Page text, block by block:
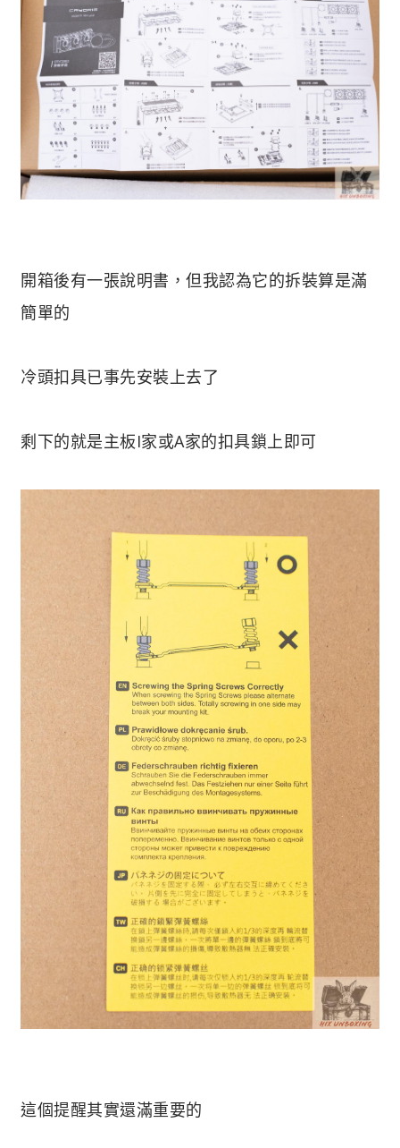
開箱後有一張說明書，但我認為它的拆裝算是滿
簡單的
冷頭扣具已事先安裝上去了
剩下的就是主板I家或A家的扣具鎖上即可
這個提醒其實還滿重要的